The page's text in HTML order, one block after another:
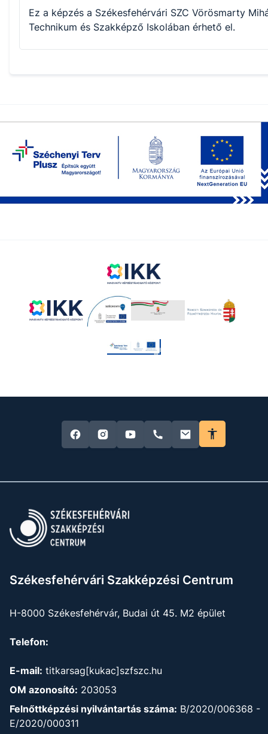
Ez a képzés a Székesfehérvári SZC Vörösmarty
Technikum és Szakképző Iskolában érhető el.
Székesfehérvári Szakképzési Centrum
H-8000 Székesfehérvár, Budai út 45. M2 épület
Telefon:
E-mail: titkarsag[kukac]szfszc.hu
OM azonosító: 203053
Felnőttképzési nyilvántartás száma: B/2020/006368 -
E/2020/000311